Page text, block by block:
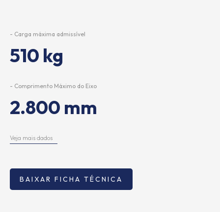
- Carga máxima admissível
510 kg
- Comprimento Máximo do Eixo
2.800 mm
Veja mais dados
BAIXAR FICHA TÉCNICA